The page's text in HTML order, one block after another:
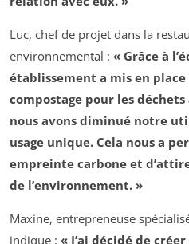
Luc, chef de projet dans la
environnemental : « Grâce à
établissement a mis en
compostage pour les
nous avons diminué notre
usage unique. Cela nous a
empreinte carbone et
de l’environnement. »
Maxine, entrepreneuse
indique : « J’ai décidé de